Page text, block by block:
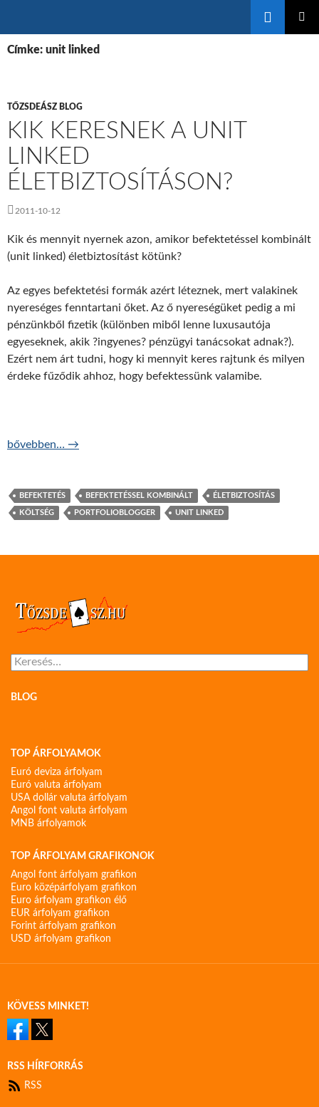
A
Címke: unit linked
TŐZSDEÁSZ BLOG
KIK KERESNEK A UNIT
LINKED
ÉLETBIZTOSÍTÁSON?
2011-10-12
Kik és mennyit nyernek azon, amikor befektetéssel kombinált
(unit linked) életbiztosítást kötünk?
Az egyes befektetési formák azért léteznek, mert valakinek
nyereséges fenntartani őket. Az ő nyereségüket pedig a mi
pénzünkből fizetik (különben miből lenne luxusautója
egyeseknek, akik ?ingyenes? pénzügyi tanácsokat adnak?).
Ezért nem árt tudni, hogy ki mennyit keres rajtunk és milyen
érdeke fűződik ahhoz, hogy befektessünk valamibe.
Kik keresnek a unit linked életbiztosításon?
bővebben… →
BEFEKTETÉS BEFEKTETÉSSEL KOMBINÁLT ÉLETBIZTOSÍTÁS
KÖLTSÉG PORTFOLIOBLOGGER UNIT LINKED
Keresés:
BLOG
TOP ÁRFOLYAMOK
Euró deviza árfolyam
Euró valuta árfolyam
USA dollár valuta árfolyam
Angol font valuta árfolyam
MNB árfolyamok
TOP ÁRFOLYAM GRAFIKONOK
Angol font árfolyam grafikon
Euro középárfolyam grafikon
Euro árfolyam grafikon élő
EUR árfolyam grafikon
Forint árfolyam grafikon
USD árfolyam grafikon
KÖVESS MINKET!
RSS HÍRFORRÁS
RSS